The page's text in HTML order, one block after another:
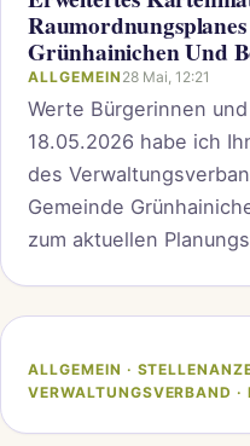
Grünhainichen Und
ALLGEMEIN 28 Mai, 12:21
Werte Bürgerinnen
18.05.2026 habe ich
des
Gemeinde
zum aktuellen
sämtliche Links sowie
Planunterlagen, zum
Möglichkeiten der
ALLGEMEIN ·
VERWALTUNGSVERBAND ·